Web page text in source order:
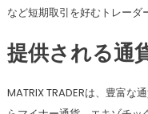
など短期取引を好むトレーダ
提供される通
MATRIX TRADERは、豊富な